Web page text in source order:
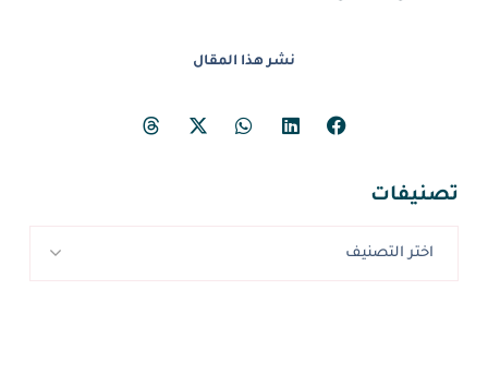
نشر هذا المقال
تصنيفات
اختر التصنيف